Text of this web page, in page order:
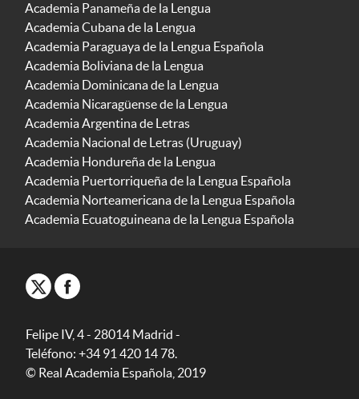
Academia Panameña de la Lengua
Academia Cubana de la Lengua
Academia Paraguaya de la Lengua Española
Academia Boliviana de la Lengua
Academia Dominicana de la Lengua
Academia Nicaragüense de la Lengua
Academia Argentina de Letras
Academia Nacional de Letras (Uruguay)
Academia Hondureña de la Lengua
Academia Puertorriqueña de la Lengua Española
Academia Norteamericana de la Lengua Española
Academia Ecuatoguineana de la Lengua Española
Felipe IV, 4 - 28014 Madrid -
Teléfono: +34 91 420 14 78.
© Real Academia Española, 2019